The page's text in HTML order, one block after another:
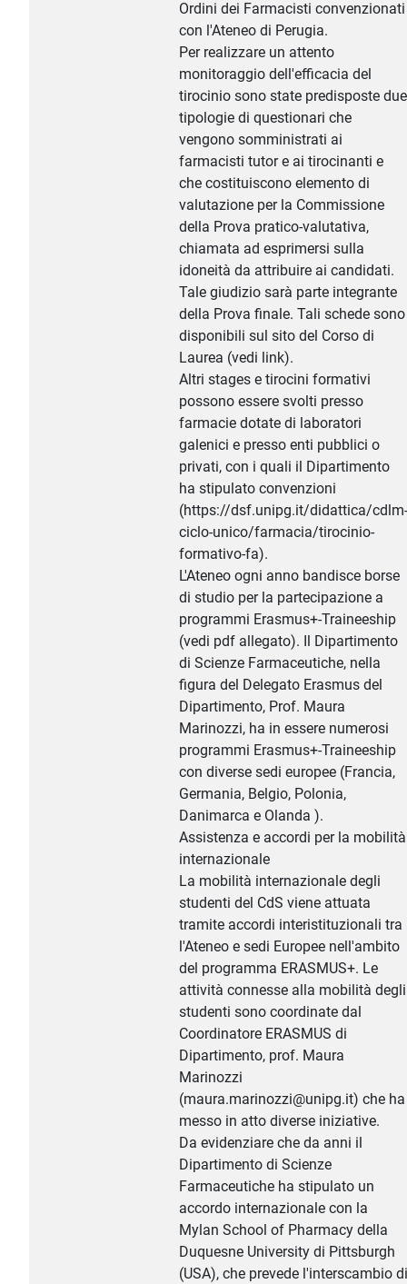
Ordini dei Farmacisti convenzionati
con l'Ateneo di Perugia.
Per realizzare un attento
monitoraggio dell'efficacia del
tirocinio sono state predisposte due
tipologie di questionari che
vengono somministrati ai
farmacisti tutor e ai tirocinanti e
che costituiscono elemento di
valutazione per la Commissione
della Prova pratico-valutativa,
chiamata ad esprimersi sulla
idoneità da attribuire ai candidati.
Tale giudizio sarà parte integrante
della Prova finale. Tali schede sono
disponibili sul sito del Corso di
Laurea (vedi link).
Altri stages e tirocini formativi
possono essere svolti presso
farmacie dotate di laboratori
galenici e presso enti pubblici o
privati, con i quali il Dipartimento
ha stipulato convenzioni
(https://dsf.unipg.it/didattica/cdlm-
ciclo-unico/farmacia/tirocinio-
formativo-fa).
L'Ateneo ogni anno bandisce borse
di studio per la partecipazione a
programmi Erasmus+-Traineeship
(vedi pdf allegato). Il Dipartimento
di Scienze Farmaceutiche, nella
figura del Delegato Erasmus del
Dipartimento, Prof. Maura
Marinozzi, ha in essere numerosi
programmi Erasmus+-Traineeship
con diverse sedi europee (Francia,
Germania, Belgio, Polonia,
Danimarca e Olanda ).
Assistenza e accordi per la mobilità
internazionale
La mobilità internazionale degli
studenti del CdS viene attuata
tramite accordi interistituzionali tra
l'Ateneo e sedi Europee nell'ambito
del programma ERASMUS+. Le
attività connesse alla mobilità degli
studenti sono coordinate dal
Coordinatore ERASMUS di
Dipartimento, prof. Maura
Marinozzi
(maura.marinozzi@unipg.it) che ha
messo in atto diverse iniziative.
Da evidenziare che da anni il
Dipartimento di Scienze
Farmaceutiche ha stipulato un
accordo internazionale con la
Mylan School of Pharmacy della
Duquesne University di Pittsburgh
(USA), che prevede l'interscambio di